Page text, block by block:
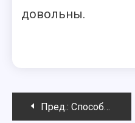
довольны.
Навигация
Пред.: Способы увеличения молочной железы при маммопластике